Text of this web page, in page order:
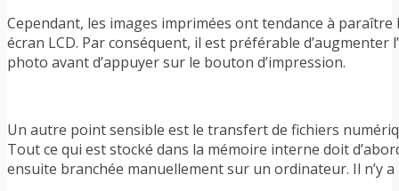
Cependant, les images imprimées ont tendance à
écran LCD. Par conséquent, il est préférable d’augmenter
photo avant d’appuyer sur le bouton d’impression.
Un autre point sensible est le transfert de fichiers
Tout ce qui est stocké dans la mémoire interne doit
ensuite branchée manuellement sur un ordinateur. Il n’y